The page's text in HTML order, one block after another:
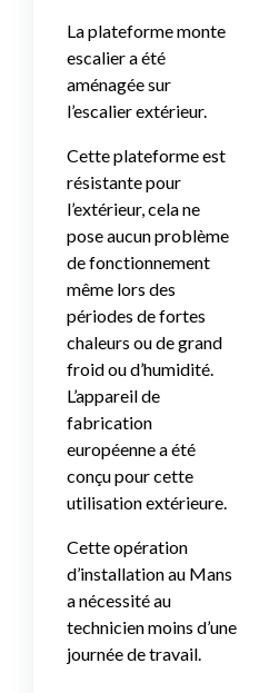
La plateforme monte
escalier a été
aménagée sur
l’escalier extérieur.
Cette plateforme est
résistante pour
l’extérieur, cela ne
pose aucun problème
de fonctionnement
même lors des
périodes de fortes
chaleurs ou de grand
froid ou d’humidité.
L’appareil de
fabrication
européenne a été
conçu pour cette
utilisation extérieure.
Cette opération
d’installation au Mans
a nécessité au
technicien moins d’une
journée de travail.